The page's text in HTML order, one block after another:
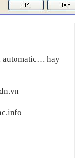
automatic… hãy